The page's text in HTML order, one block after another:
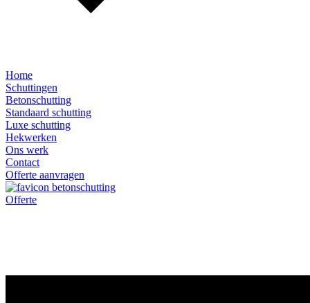
Home
Schuttingen
Betonschutting
Standaard schutting
Luxe schutting
Hekwerken
Ons werk
Contact
Offerte aanvragen
Offerte